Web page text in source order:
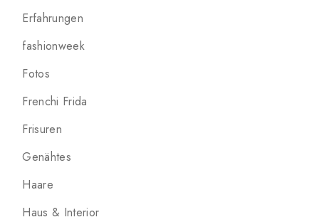
Erfahrungen
fashionweek
Fotos
Frenchi Frida
Frisuren
Genähtes
Haare
Haus & Interior